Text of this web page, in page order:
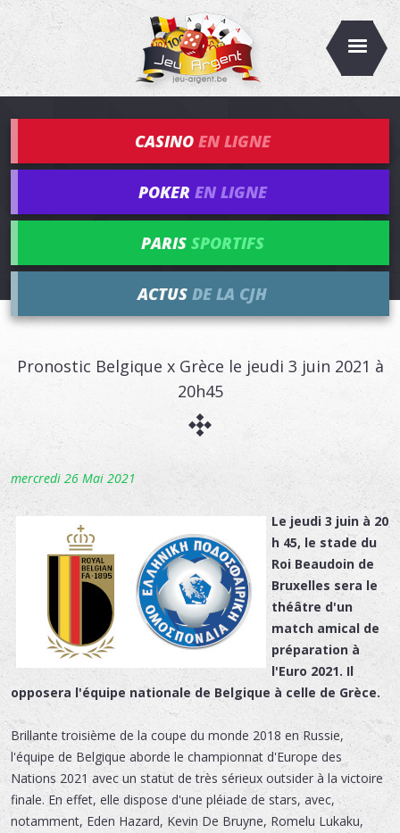
CASINO EN LIGNE
POKER EN LIGNE
PARIS SPORTIFS
ACTUS DE LA CJH
Pronostic Belgique x Grèce le jeudi 3 juin 2021 à
20h45
mercredi 26 Mai 2021
Le jeudi 3 juin à 20
h 45, le stade du
Roi Beaudoin de
Bruxelles sera le
théâtre d'un
match amical de
préparation à
l'Euro 2021. Il
opposera l'équipe nationale de Belgique à celle de Grèce.
Brillante troisième de la coupe du monde 2018 en Russie,
l'équipe de Belgique aborde le championnat d'Europe des
Nations 2021 avec un statut de très sérieux outsider à la victoire
finale. En effet, elle dispose d'une pléiade de stars, avec,
notamment, Eden Hazard, Kevin De Bruyne, Romelu Lukaku,